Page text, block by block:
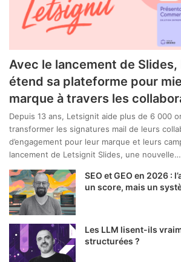
Avec le lancement de
étend sa plateforme pour
marque à travers les
Depuis 13 ans, Letsignit aide plus de 6 000
transformer les signatures mail de leurs
d’engagement pour leur marque et leurs
lancement de Letsignit Slides, une nouvelle…
SEO et GEO en 2026 :
un score, mais un
Les LLM lisent-ils
structurées ?